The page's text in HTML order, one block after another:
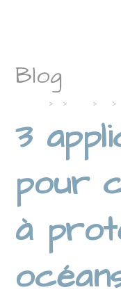
Blog
> > > >
3
pour
à